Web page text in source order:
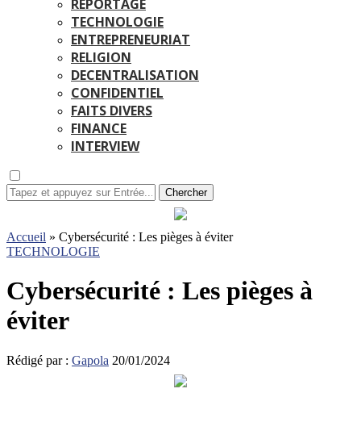
REPORTAGE
TECHNOLOGIE
ENTREPRENEURIAT
RELIGION
DECENTRALISATION
CONFIDENTIEL
FAITS DIVERS
FINANCE
INTERVIEW
Chercher
Accueil » Cybersécurité : Les pièges à éviter
TECHNOLOGIE
Cybersécurité : Les pièges à
éviter
Rédigé par : Gapola 20/01/2024